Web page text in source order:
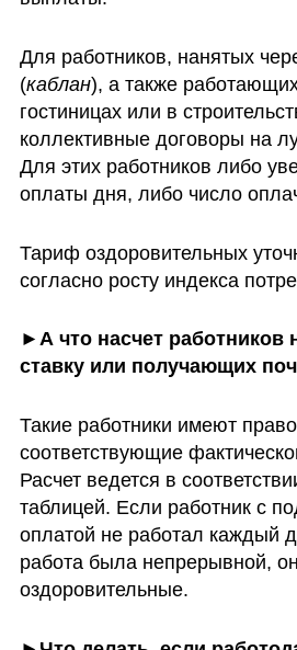
Для работников, нанятых
(каблан), а также
гостиницах или в
коллективные договоры на
Для этих работников либо
оплаты дня, либо число
Тариф оздоровительных
согласно росту индекса
►А что насчет работников
ставку или получающих
Такие работники имеют
соответствующие
Расчет ведется в
таблицей. Если работник с
оплатой не работал каждый
работа была непрерывной,
оздоровительные.